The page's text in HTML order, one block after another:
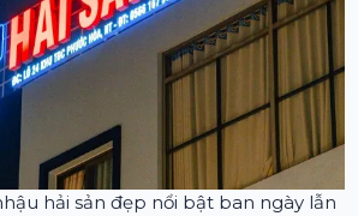
hải sản đẹp nổi bật ban ngày lẫn